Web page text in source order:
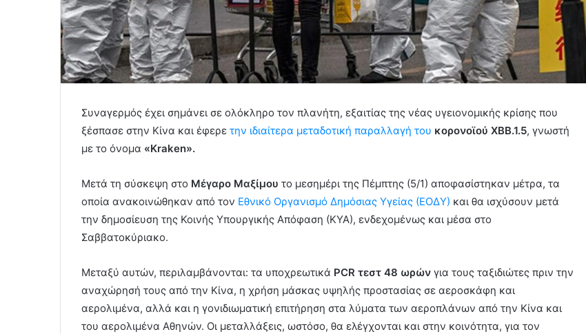
Συναγερμός έχει σημάνει σε ολόκληρο τον πλανήτη, εξαιτίας της νέας υγειονομικής κρίσης που
ξέσπασε στην Κίνα και έφερε την ιδιαίτερα μεταδοτική παραλλαγή του κορονοϊού XBB.1.5, γνωστή
με το όνομα «Kraken».
Μετά τη σύσκεψη στο Μέγαρο Μαξίμου το μεσημέρι της Πέμπτης (5/1) αποφασίστηκαν μέτρα, τα
οποία ανακοινώθηκαν από τον Εθνικό Οργανισμό Δημόσιας Υγείας (ΕΟΔΥ) και θα ισχύσουν μετά
την δημοσίευση της Κοινής Υπουργικής Απόφαση (ΚΥΑ), ενδεχομένως και μέσα στο
Σαββατοκύριακο.
Μεταξύ αυτών, περιλαμβάνονται: τα υποχρεωτικά PCR τεστ 48 ωρών για τους ταξιδιώτες πριν την
αναχώρησή τους από την Κίνα, η χρήση μάσκας υψηλής προστασίας σε αεροσκάφη και
αερολιμένα, αλλά και η γονιδιωματική επιτήρηση στα λύματα των αεροπλάνων από την Κίνα και
του αερολιμένα Αθηνών. Οι μεταλλάξεις, ωστόσο, θα ελέγχονται και στην κοινότητα, για τον